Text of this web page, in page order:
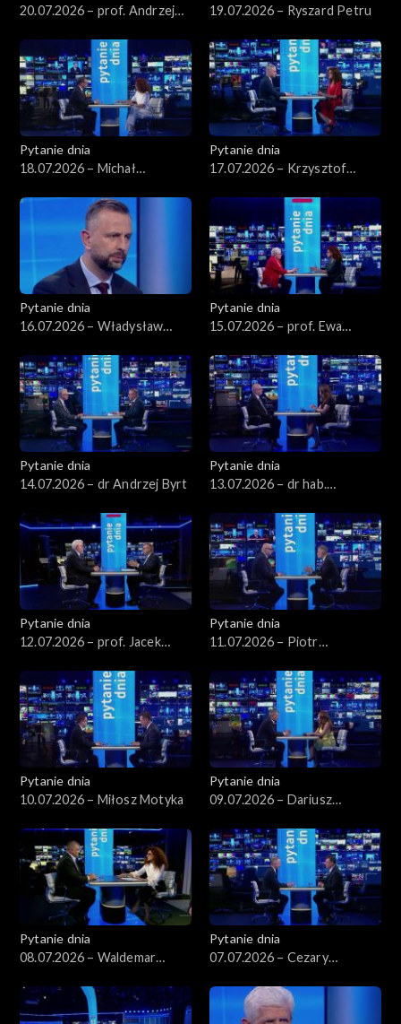
20.07.2026 – prof. Andrzej
19.07.2026 – Ryszard Petru
Pytanie dnia
18.07.2026 – Michał
Pytanie dnia
17.07.2026 – Krzysztof
Pytanie dnia
16.07.2026 – Władysław
Pytanie dnia
15.07.2026 – prof. Ewa
Pytanie dnia
14.07.2026 – dr Andrzej Byrt
Pytanie dnia
13.07.2026 – dr hab.
Pytanie dnia
12.07.2026 – prof. Jacek
Pytanie dnia
11.07.2026 – Piotr
Pytanie dnia
10.07.2026 – Miłosz Motyka
Pytanie dnia
09.07.2026 – Dariusz
Pytanie dnia
08.07.2026 – Waldemar
Pytanie dnia
07.07.2026 – Cezary